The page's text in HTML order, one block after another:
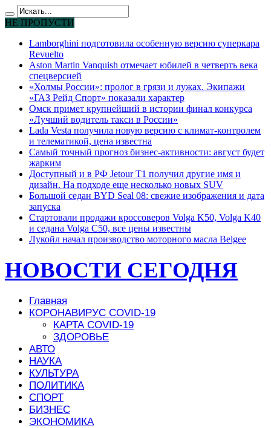
НЕ ПРОПУСТИ
Lamborghini подготовила особенную версию суперкара
Revuelto
Aston Martin Vanquish отмечает юбилей в четверть века
спецверсией
«Холмы России»: пролог в грязи и лужах. Экипажи
«ГАЗ Рейд Спорт» показали характер
Омск примет крупнейший в истории финал конкурса
«Лучший водитель такси в России»
Lada Vesta получила новую версию с климат-контролем
и телематикой, цена известна
Самый точный прогноз бизнес-активности: август будет
жарким
Доступный и в РФ Jetour T1 получил другие имя и
дизайн. На подходе еще несколько новых SUV
Большой седан BYD Seal 08: свежие изображения и дата
запуска
Стартовали продажи кроссоверов Volga K50, Volga K40
и седана Volga C50, все цены известны
Лукойл начал производство моторного масла Belgee
НОВОСТИ СЕГОДНЯ
Главная
КОРОНАВИРУС COVID-19
КАРТА COVID-19
ЗДОРОВЬЕ
АВТО
НАУКА
КУЛЬТУРА
ПОЛИТИКА
СПОРТ
БИЗНЕС
ЭКОНОМИКА